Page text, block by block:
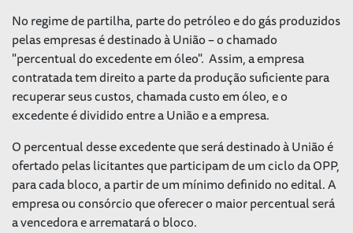
No regime de partilha, parte do petróleo e do gás produzidos
pelas empresas é destinado à União – o chamado
"percentual do excedente em óleo". Assim, a empresa
contratada tem direito a parte da produção suficiente para
recuperar seus custos, chamada custo em óleo, e o
excedente é dividido entre a União e a empresa.
O percentual desse excedente que será destinado à União é
ofertado pelas licitantes que participam de um ciclo da OPP,
para cada bloco, a partir de um mínimo definido no edital. A
empresa ou consórcio que oferecer o maior percentual será
a vencedora e arrematará o bloco.